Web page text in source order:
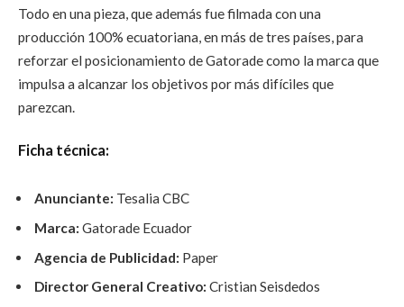
Todo en una pieza, que además fue filmada con una
producción 100% ecuatoriana, en más de tres países, para
reforzar el posicionamiento de Gatorade como la marca que
impulsa a alcanzar los objetivos por más difíciles que
parezcan.
Ficha técnica:
Anunciante: Tesalia CBC
Marca: Gatorade Ecuador
Agencia de Publicidad: Paper
Director General Creativo: Cristian Seisdedos